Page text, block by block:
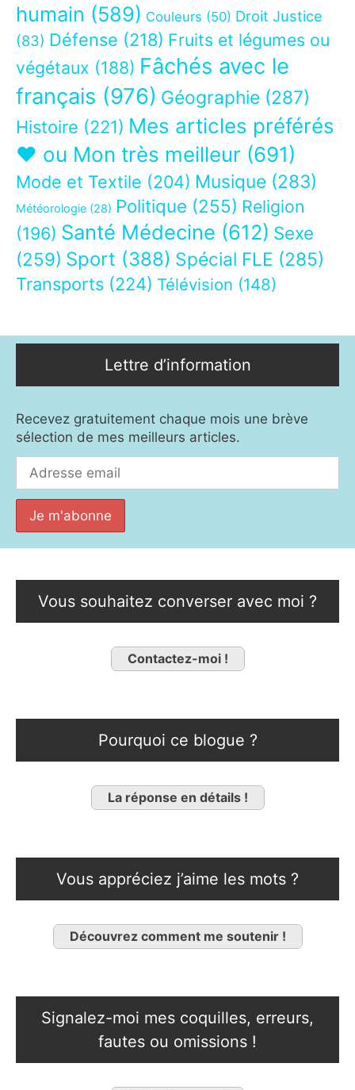
humain (589) Couleurs (50) Droit Justice
(83) Défense (218) Fruits et légumes ou
végétaux (188) Fâchés avec le
français (976) Géographie (287)
Histoire (221) Mes articles préférés
❤ ou Mon très meilleur (691)
Mode et Textile (204) Musique (283)
Météorologie (28) Politique (255) Religion
(196) Santé Médecine (612) Sexe
(259) Sport (388) Spécial FLE (285)
Transports (224) Télévision (148)
Lettre d’information
Recevez gratuitement chaque mois une brève
sélection de mes meilleurs articles.
Vous souhaitez converser avec moi ?
Contactez-moi !
Pourquoi ce blogue ?
La réponse en détails !
Vous appréciez j’aime les mots ?
Découvrez comment me soutenir !
Signalez-moi mes coquilles, erreurs,
fautes ou omissions !